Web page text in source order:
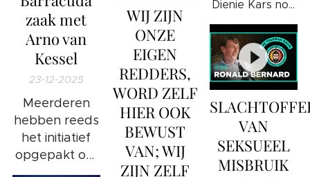
zaak met
Arno van
Kessel
23-12-2025
Meerderen
hebben reeds
het initiatief
opgepakt om
onderzoek te
Dienie Kars nog
sterker door
gaat klinken in
onze
samenleving?
Wat is nu de
exacte
bedoeling
hiervan van het
Universum?
WIJ ZIJN
ONZE
EIGEN
REDDERS,
WORD ZELF
HIER OOK
BEWUST
VAN; WIJ
ZIJN ZELF
VAN
SEKSUEEL
MISBRUIK